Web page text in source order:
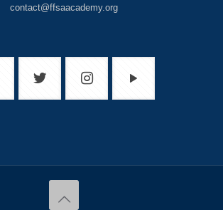
contact@ffsaacademy.org